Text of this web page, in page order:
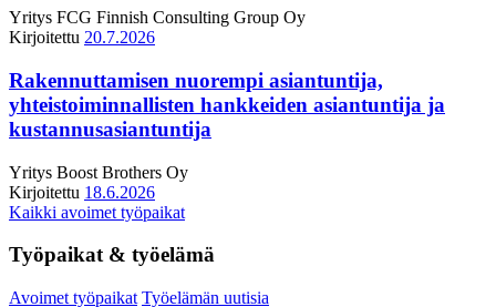
Yritys FCG Finnish Consulting Group Oy
Kirjoitettu 20.7.2026
Rakennuttamisen nuorempi asiantuntija,
yhteistoiminnallisten hankkeiden asiantuntija ja
kustannusasiantuntija
Yritys Boost Brothers Oy
Kirjoitettu 18.6.2026
Kaikki avoimet työpaikat
Työpaikat & työelämä
Avoimet työpaikat Työelämän uutisia